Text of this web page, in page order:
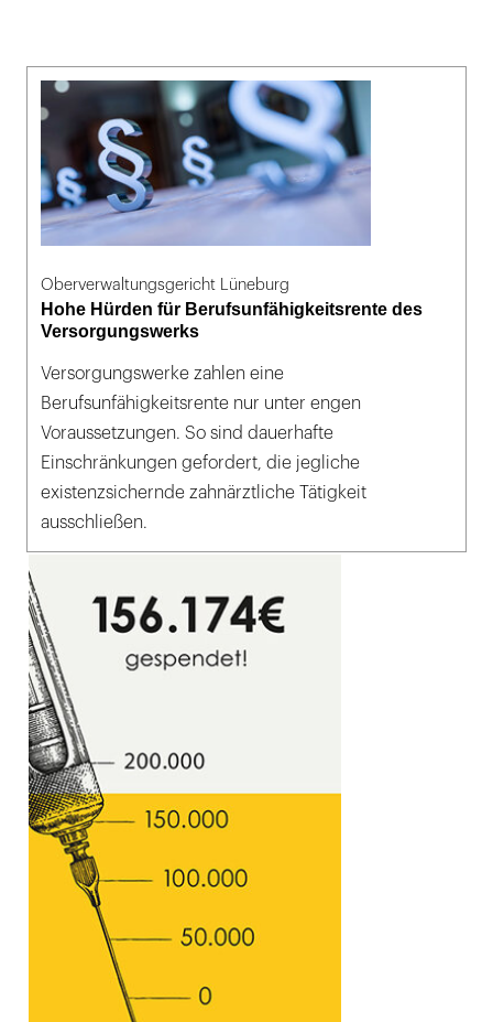
Oberverwaltungsgericht Lüneburg
Hohe Hürden für Berufsunfähigkeitsrente des
Versorgungswerks
Versorgungswerke zahlen eine
Berufsunfähigkeitsrente nur unter engen
Voraussetzungen. So sind dauerhafte
Einschränkungen gefordert, die jegliche
existenzsichernde zahnärztliche Tätigkeit
ausschließen.